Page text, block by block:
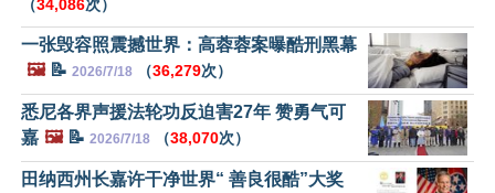
（34,086次）
一张毁容照震撼世界：高蓉蓉案曝酷刑黑幕
🖼️📝 2026/7/18 （36,279次）
悉尼各界声援法轮功反迫害27年 赞勇气可
嘉 🖼️📝 2026/7/18 （38,070次）
田纳西州长嘉许干净世界“ 善良很酷”大奖